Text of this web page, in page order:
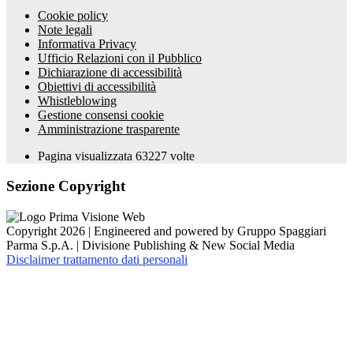
Cookie policy
Note legali
Informativa Privacy
Ufficio Relazioni con il Pubblico
Dichiarazione di accessibilità
Obiettivi di accessibilità
Whistleblowing
Gestione consensi cookie
Amministrazione trasparente
Pagina visualizzata 63227 volte
Sezione Copyright
Copyright 2026 | Engineered and powered by Gruppo Spaggiari
Parma S.p.A. | Divisione Publishing & New Social Media
Disclaimer trattamento dati personali